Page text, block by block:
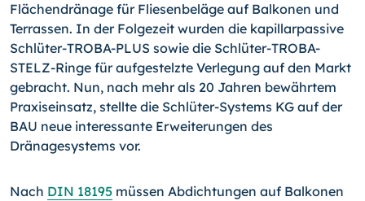
Flächendränage für Fliesenbeläge auf Balkonen und
Terrassen. In der Folgezeit wurden die kapillarpassive
Schlüter-TROBA-PLUS sowie die Schlüter-TROBA-
STELZ-Ringe für aufgestelzte Verlegung auf den Markt
gebracht. Nun, nach mehr als 20 Jahren bewährtem
Praxiseinsatz, stellte die Schlüter-Systems KG auf der
BAU neue interessante Erweiterungen des
Dränagesystems vor.
Nach DIN 18195 müssen Abdichtungen auf Balkonen